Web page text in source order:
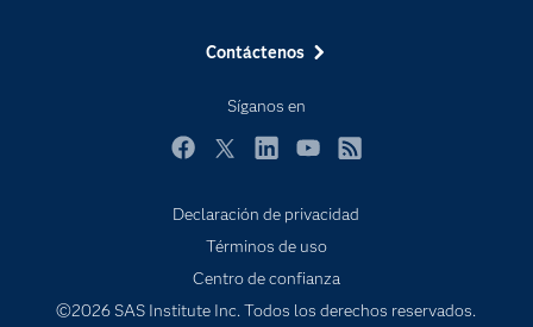
Contáctenos
Síganos en
Internet de las Cosas
Mi SAS
Oportunidades profesionales
Productos
Sala de prensa
Declaración de privacidad
Términos de uso
Centro de confianza
©2026 SAS Institute Inc. Todos los derechos reservados.